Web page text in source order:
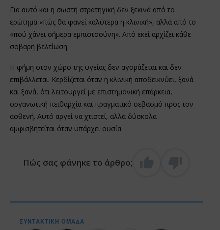
Για αυτό και η σωστή στρατηγική δεν ξεκινά από το
ερώτημα «πώς θα φανεί καλύτερα η κλινική», αλλά από το
«πού χάνει σήμερα εμπιστοσύνη». Από εκεί αρχίζει κάθε
σοβαρή βελτίωση.
Η φήμη στον χώρο της υγείας δεν αγοράζεται και δεν
επιβάλλεται. Κερδίζεται όταν η κλινική αποδεικνύει, ξανά
και ξανά, ότι λειτουργεί με επιστημονική επάρκεια,
οργανωτική πειθαρχία και πραγματικό σεβασμό προς τον
ασθενή. Αυτό αργεί να χτιστεί, αλλά δύσκολα
αμφισβητείται όταν υπάρχει ουσία.
Πώς σας φάνηκε το άρθρο;
ΣΥΝΤΑΚΤΙΚΉ ΟΜΆΔΑ